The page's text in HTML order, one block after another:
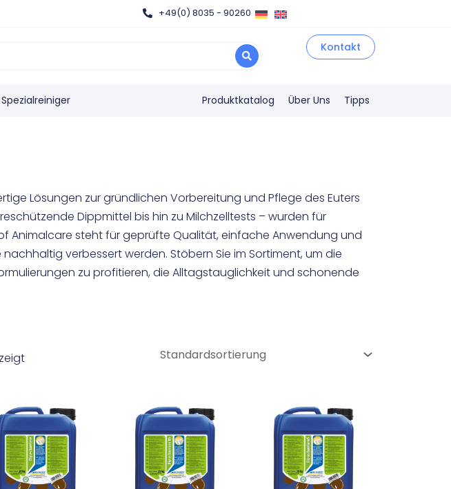
+49(0) 8035 - 90260
Kontakt
Spezialreiniger Produktkatalog Über Uns Tipps
Lösungen zur gründlichen Vorbereitung und Pflege des Euters
Dippmittel bis hin zu Milchzelltests – wurden für
Animalcare steht für geprüfte Qualität, einfache Anwendung und
verbessert werden. Stöbern Sie im Sortiment, um die
zu profitieren, die Alltagstauglichkeit und schonende